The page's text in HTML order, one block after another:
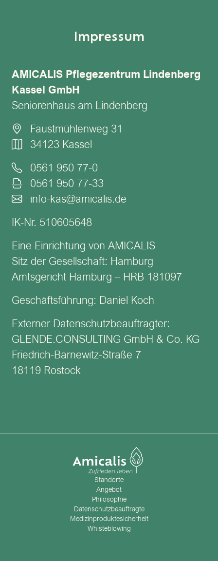
Impressum
AMICALIS Pflegezentrum Lindenberg
Kassel GmbH
Seniorenhaus am Lindenberg
Faustmühlenweg 31
34123 Kassel
0561 950 77-0
0561 950 77-33
info-kas@amicalis.de
IK-Nr. 510605648
Eine Einrichtung von AMICALIS
Sitz der Gesellschaft: Hamburg
Amtsgericht Hamburg – HRB 181097
Geschäftsführung: Daniel Koch
Externer Datenschutzbeauftragter:
GLENDE.CONSULTING GmbH & Co. KG
Friedrich-Barnewitz-Straße 7
18119 Rostock
Standorte
Angebot
Philosophie
Datenschutzbeauftragte
Medizinproduktesicherheit
Whisteblowing